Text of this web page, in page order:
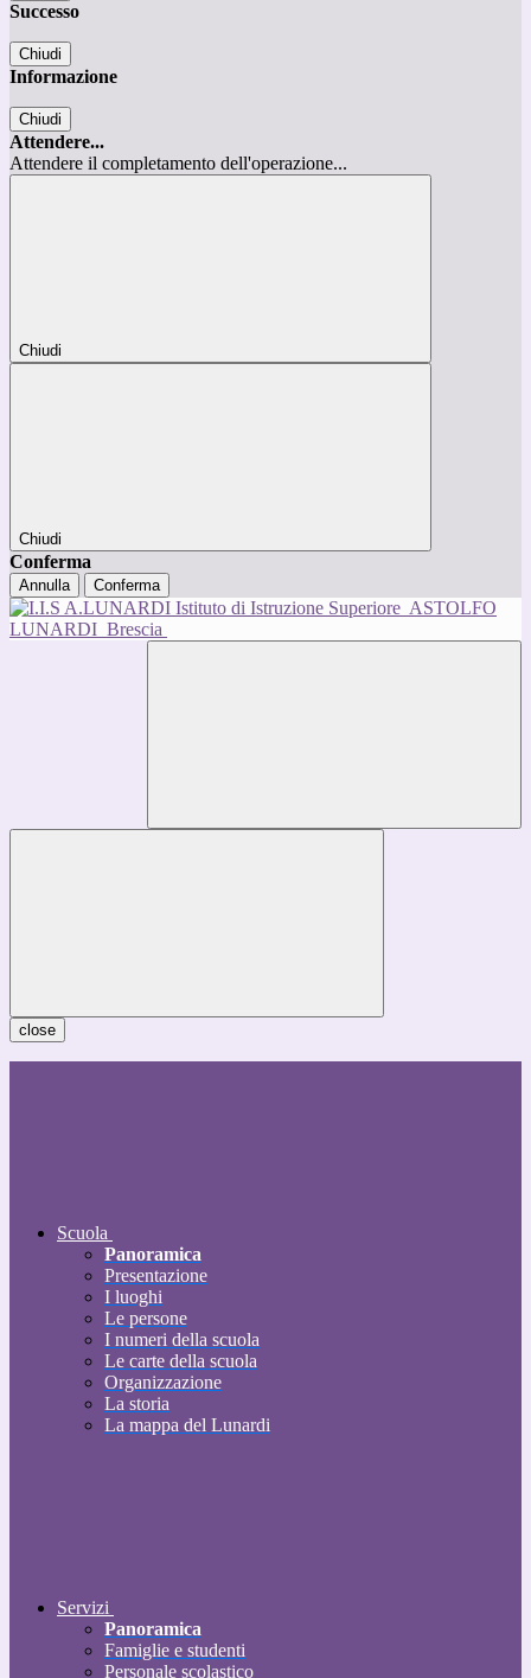
Successo
Chiudi
Informazione
Chiudi
Attendere...
Attendere il completamento dell'operazione...
Chiudi
Chiudi
Conferma
Annulla Conferma
Istituto di Istruzione Superiore ASTOLFO
LUNARDI Brescia
close
Scuola
Panoramica
Presentazione
I luoghi
Le persone
I numeri della scuola
Le carte della scuola
Organizzazione
La storia
La mappa del Lunardi
Servizi
Panoramica
Famiglie e studenti
Personale scolastico